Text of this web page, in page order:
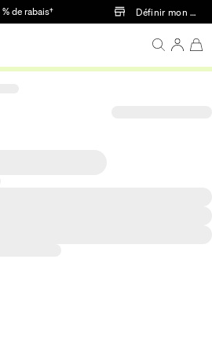
Passer au contenu principal
de rabais† Définir mon